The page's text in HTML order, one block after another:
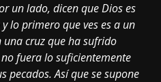
un lado, dicen que Dios es
lo primero que ves es a un
cruz que ha sufrido
fuera lo suficientemente
pecados. Así que se supone